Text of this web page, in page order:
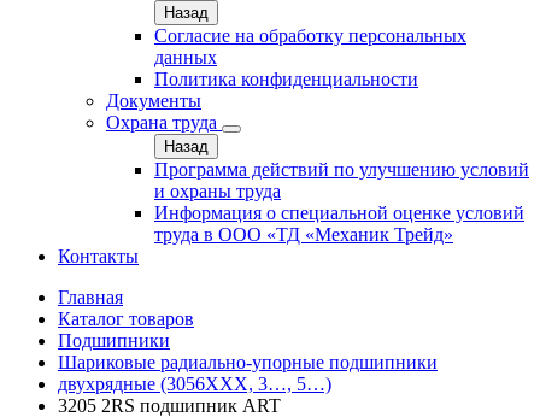
Назад
Согласие на обработку персональных
данных
Политика конфиденциальности
Документы
Охрана труда
Назад
Программа действий по улучшению условий
и охраны труда
Информация о специальной оценке условий
труда в ООО «ТД «Механик Трейд»
Контакты
Главная
Каталог товаров
Подшипники
Шариковые радиально-упорные подшипники
двухрядные (3056ХХХ, 3…, 5…)
3205 2RS подшипник ART